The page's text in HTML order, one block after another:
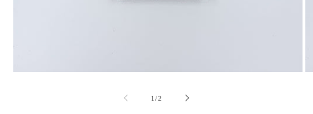
1/of
2